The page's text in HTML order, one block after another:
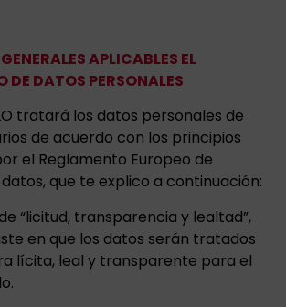
APLICABLES EL
DATOS PERSONALES
tratará los datos personales de
de acuerdo con los principios
el Reglamento Europeo de
que te explico a continuación:
“licitud, transparencia y lealtad”,
en que los datos serán tratados
lícita, leal y transparente para el